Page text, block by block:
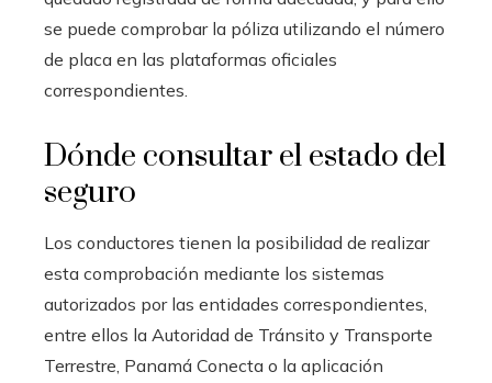
se puede comprobar la póliza utilizando el número
de placa en las plataformas oficiales
correspondientes.
Dónde consultar el estado del
seguro
Los conductores tienen la posibilidad de realizar
esta comprobación mediante los sistemas
autorizados por las entidades correspondientes,
entre ellos la Autoridad de Tránsito y Transporte
Terrestre, Panamá Conecta o la aplicación